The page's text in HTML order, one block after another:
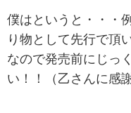
僕はというと・・・
り物として先行で頂
なので発売前にじっ
い！！（乙さんに感